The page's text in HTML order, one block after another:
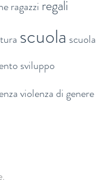
ragazzi regali
scuola scuola
sviluppo
violenza di genere